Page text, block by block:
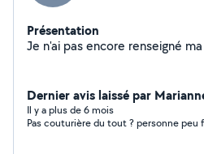
Présentation
Dernier avis laissé par
Il y a plus de 6 mois
Pas couturière du tout ? personne peu